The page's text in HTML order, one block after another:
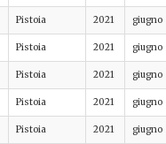
Pistoia 2021 giugno
Pistoia 2021 giugno
Pistoia 2021 giugno
Pistoia 2021 giugno
Pistoia 2021 giugno